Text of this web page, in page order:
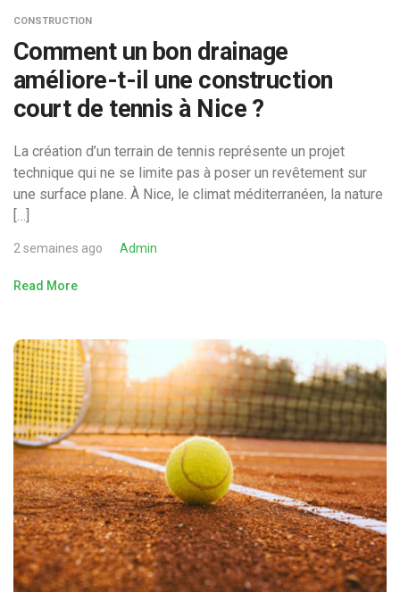
CONSTRUCTION
Comment un bon drainage
améliore-t-il une construction
court de tennis à Nice ?
La création d’un terrain de tennis représente un projet
technique qui ne se limite pas à poser un revêtement sur
une surface plane. À Nice, le climat méditerranéen, la nature
[…]
2 semaines ago Admin
Read More